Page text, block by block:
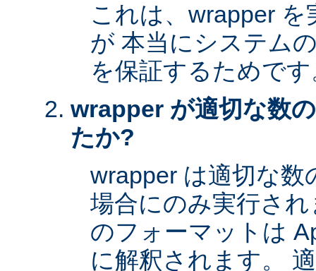
これは、wrapper
が 本当にシステム
を保証するためで
wrapper が適切な数
たか?
wrapper は適切な
場合にのみ実行さ
のフォーマットは
に解釈されます。